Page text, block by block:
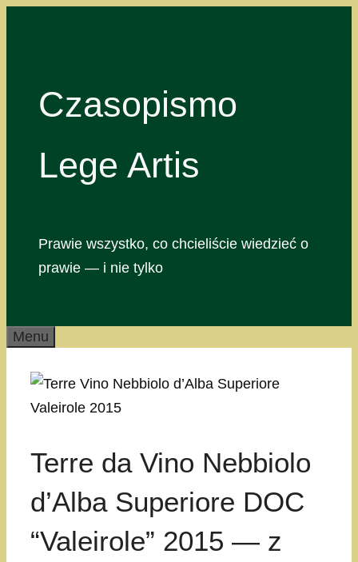
Czasopismo
Lege Artis
Prawie wszystko, co chcieliście wiedzieć o
prawie — i nie tylko
Menu
Terre da Vino Nebbiolo
d’Alba Superiore DOC
“Valeirole” 2015 — z